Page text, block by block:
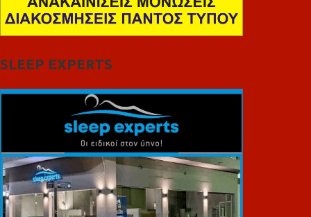
SLEEP EXPERTS